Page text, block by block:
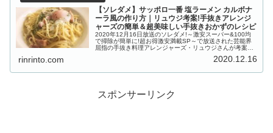
【ソレダメ】サッポロ一番 塩ラーメン カルボナ
ーラ風の作り方｜リュウジ考案!手抜きアレンジ
ャーズの簡単＆超美味しい手抜きおかずのレシピ
2020年12月16日放送のソレダメ!～激安スーパー&100均
で掃除が簡単に!超お得激安満載SP～で放送された芸能界
屈指の手抜き料理アレンジャーズ・リュウジさんが考案し
rinrinto.com 2020.12.16
スポンサーリンク